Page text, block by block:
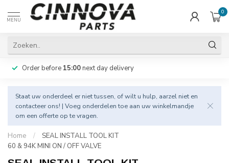
MENU
0
Order before 15:00next day delivery
Staat uw onderdeel er niet tussen, of wilt u hulp, aarzel niet en
contacteer ons! | Voeg onderdelen toe aan uw winkelmandje
om een offerte op te vragen.
Home /
SEAL INSTALL TOOL KIT
60 & 94K MINI ON / OFF VALVE